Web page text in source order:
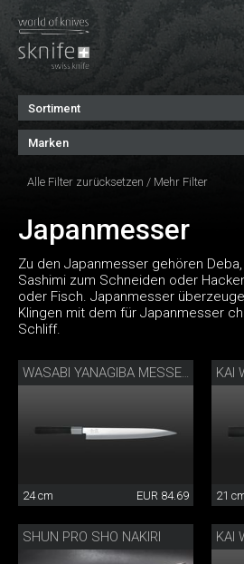
Sortiment
Marken
Alle Filter zurücksetzen / Mehr Filter
Japanmesser
Zu den Japanmesser gehören Deba,
Sashimi zum Schneiden oder
oder Fisch. Japanmesser
Klingen mit dem für Japanmesser
Schliff.
WASABI YANAGIBA MESSER
24 cm EUR 84.69
KAI
21
SHUN PRO SHO NAKIRI KAI